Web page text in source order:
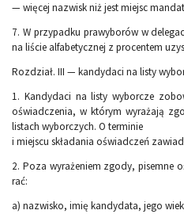
— więcej nazwisk niż jest miejsc
7. W przypadku prawyborów w
na liście alfabetycznej z procentem
Rozdział. III — kandydaci na listy
1. Kandydaci na listy wyborcze
oświadczenia, w którym wyrażają
listach wyborczych. O terminie
i miejscu składania oświadczeń
2. Poza wyrażeniem zgody, pisemne
rać:
a) nazwisko, imię kandydata, jego